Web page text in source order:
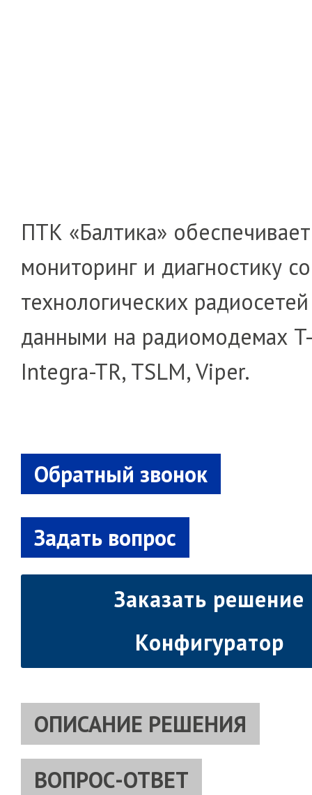
ПТК «Балтика» обес­пе­чи­вает
мониторинг и диагностику
техно­ло­ги­­че­с­ких
данными на радиомодемах
Integra-TR, TSLM, Viper.
Заказать решение
Конфигуратор
ОПИСАНИЕ РЕШЕНИЯ
ВОПРОС-ОТВЕТ